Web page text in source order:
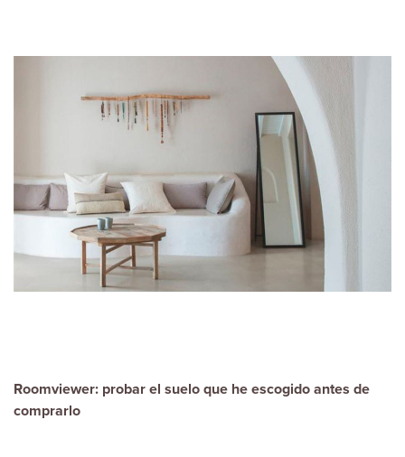
Roomviewer: probar el suelo que he escogido antes de
comprarlo